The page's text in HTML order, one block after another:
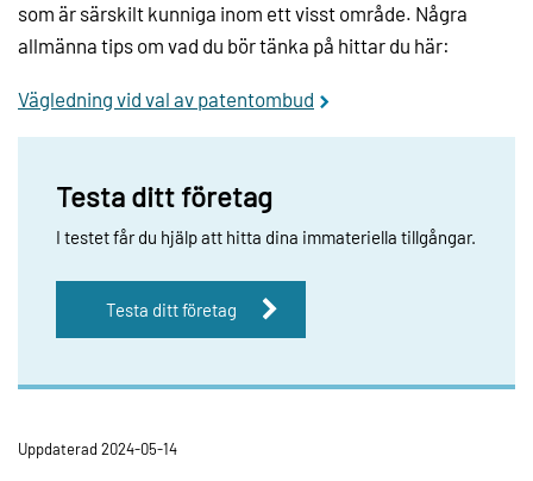
som är särskilt kunniga inom ett visst område. Några
allmänna tips om vad du bör tänka på hittar du här:
Vägledning vid val av patentombud
Testa ditt företag
I testet får du hjälp att hitta dina immateriella tillgångar.
Testa ditt företag
Uppdaterad 2024-05-14